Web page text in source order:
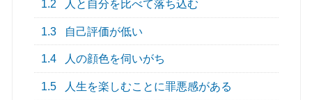
1.2 人と自分を比べて落ち込む
1.3 自己評価が低い
1.4 人の顔色を伺いがち
1.5 人生を楽しむことに罪悪感がある